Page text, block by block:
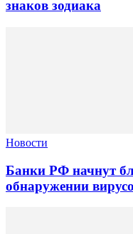
знаков зодиака
Новости
Банки РФ начнут
обнаружении